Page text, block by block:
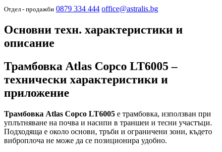
Отдел - продажби 0879 334 444 office@astralis.bg
Основни техн. характеристики и
описание
Трамбовка Atlas Copco LT6005 –
технически характеристики и
приложение
Трамбовка Atlas Copco LT6005 е трамбовка, използван при
уплътняване на почва и насипи в траншеи и тесни участъци.
Подходяща е около основи, тръби и ограничени зони, където
виброплоча не може да се позиционира удобно.